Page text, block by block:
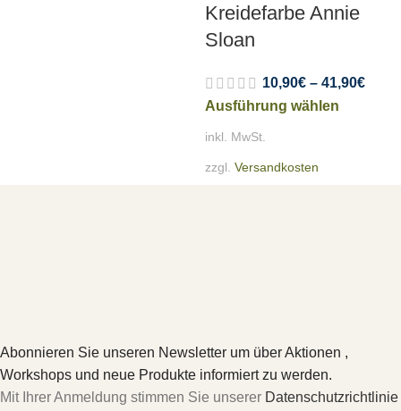
Kreidefarbe Annie
Sloan
10,90€ – 41,90€
Ausführung wählen
inkl. MwSt.
zzgl. Versandkosten
Abonnieren Sie unseren Newsletter um über Aktionen ,
Workshops und neue Produkte informiert zu werden.
Mit Ihrer Anmeldung stimmen Sie unserer Datenschutzrichtlinie